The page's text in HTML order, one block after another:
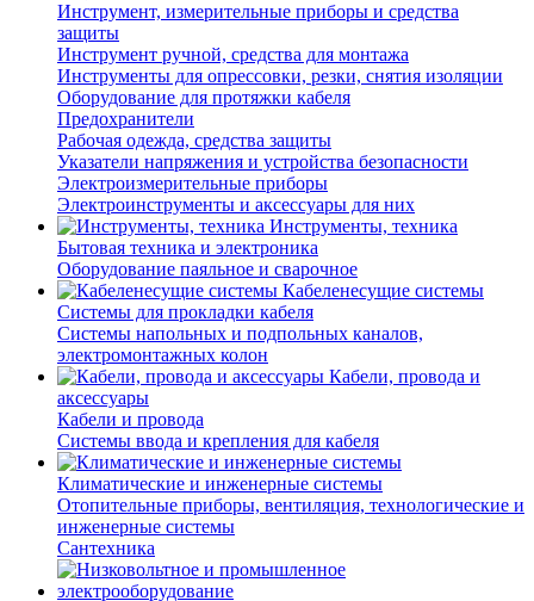
Инструмент, измерительные приборы и средства
защиты
Инструмент ручной, средства для монтажа
Инструменты для опрессовки, резки, снятия изоляции
Оборудование для протяжки кабеля
Предохранители
Рабочая одежда, средства защиты
Указатели напряжения и устройства безопасности
Электроизмерительные приборы
Электроинструменты и аксессуары для них
Инструменты, техника
Бытовая техника и электроника
Оборудование паяльное и сварочное
Кабеленесущие системы
Системы для прокладки кабеля
Системы напольных и подпольных каналов,
электромонтажных колон
Кабели, провода и
аксессуары
Кабели и провода
Системы ввода и крепления для кабеля
Климатические и инженерные системы
Отопительные приборы, вентиляция, технологические и
инженерные системы
Сантехника